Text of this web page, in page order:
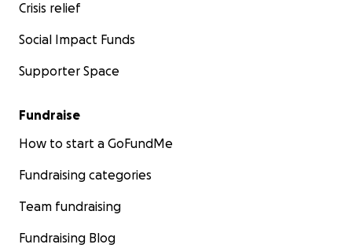
Crisis relief
Social Impact Funds
Supporter Space
Fundraise
How to start a GoFundMe
Fundraising categories
Team fundraising
Fundraising Blog